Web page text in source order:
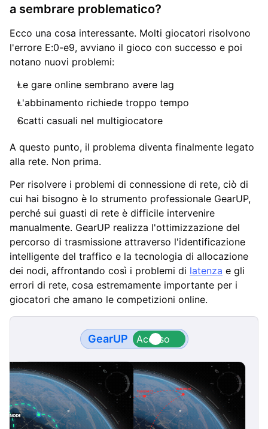
a sembrare problematico?
Ecco una cosa interessante. Molti giocatori risolvono
l'errore E:0-e9, avviano il gioco con successo e poi
notano nuovi problemi:
Le gare online sembrano avere lag
L'abbinamento richiede troppo tempo
Scatti casuali nel multigiocatore
A questo punto, il problema diventa finalmente legato
alla rete. Non prima.
Per risolvere i problemi di connessione di rete, ciò di
cui hai bisogno è lo strumento professionale GearUP,
perché sui guasti di rete è difficile intervenire
manualmente. GearUP realizza l'ottimizzazione del
percorso di trasmissione attraverso l'identificazione
intelligente del traffico e la tecnologia di allocazione
dei nodi, affrontando così i problemi di latenza e gli
errori di rete, cosa estremamente importante per i
giocatori che amano le competizioni online.
GearUP